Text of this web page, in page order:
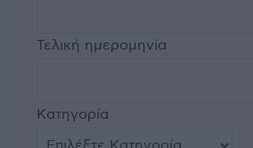
Τελική ημερομηνία
Κατηγορία